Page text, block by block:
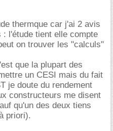
thermque car j'ai 2 avis
l'étude tient elle compte
on trouver les "calculs"
que la plupart des
un CESI mais du fait
je doute du rendement
constructeurs me disent
qu'un des deux tiens
priori).